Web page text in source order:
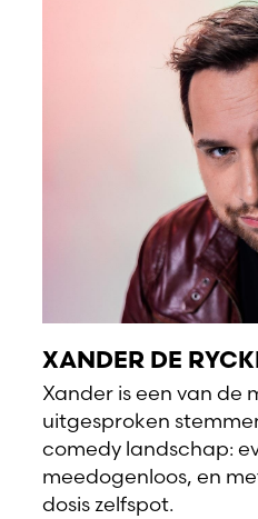
XANDER DE
Xander is een van de
uitgesproken
comedy landschap:
meedogenloos, en
dosis zelfspot.